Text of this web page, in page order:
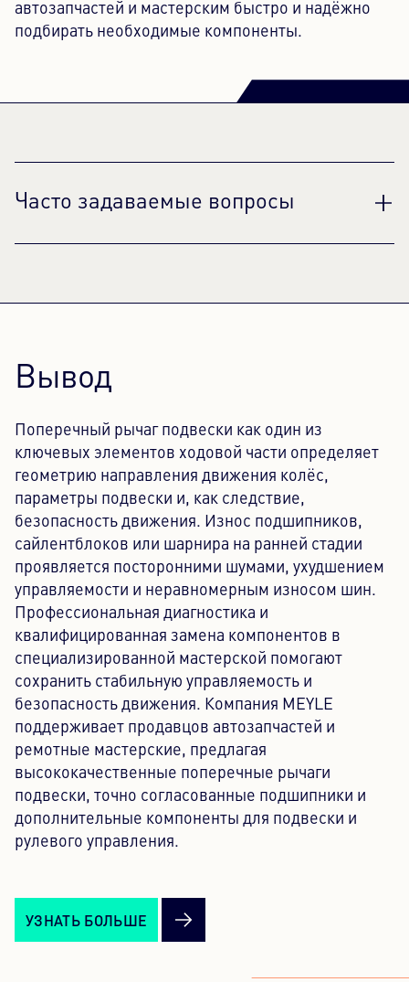
автозапчастей и мастерским быстро и надёжно
подбирать необходимые компоненты.
Часто задаваемые вопросы
Поперечный рычаг направляет колесо в подвеске
кузовом автомобиля. Он обеспечивает заданное
положение колеса и играет важную роль в
сохранении курсовой устойчивости и
стабильности движения.
Как распознать изношенный поперечный рычаг
подвески?
Типичными признаками являются стуки при
проезде неровностей, нечёткое рулевое
управление, лёгкий увод автомобиля в сторону и
неравномерный износ шин. Вибрации при
торможении также могут указывать на износ
поперечного рычага, подшипников или шарнира.
Какие последствия может иметь неисправный
поперечный рычаг подвески?
Неисправный поперечный рычаг ухудшает
курсовую устойчивость, точность рулевого
управления и общую стабильность автомобиля. В
долгосрочной перспективе это приводит к
неравномерному износу шин и повышенной
нагрузке на соседние элементы подвески.
Можно ли ездить с неисправным поперечным
Нет. При неисправном поперечном рычаге
автомобиль теряет контролируемое направление
колеса. Колесо больше не способно сохранять
Вывод
Поперечный рычаг подвески как один из
ключевых элементов ходовой части определяет
геометрию направления движения колёс,
параметры подвески и, как следствие,
безопасность движения. Износ подшипников,
сайлентблоков или шарнира на ранней стадии
проявляется посторонними шумами, ухудшением
управляемости и неравномерным износом шин.
Профессиональная диагностика и
квалифицированная замена компонентов в
специализированной мастерской помогают
сохранить стабильную управляемость и
безопасность движения. Компания MEYLE
поддерживает продавцов автозапчастей и
ремотные мастерские, предлагая
высококачественные поперечные рычаги
подвески, точно согласованные подшипники и
дополнительные компоненты для подвески и
рулевого управления.
УЗНАТЬ БОЛЬШЕ